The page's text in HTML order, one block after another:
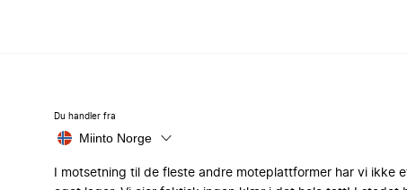
Du handler fra
Miinto Norge
I motsetning til de fleste andre moteplattformer har vi ikke